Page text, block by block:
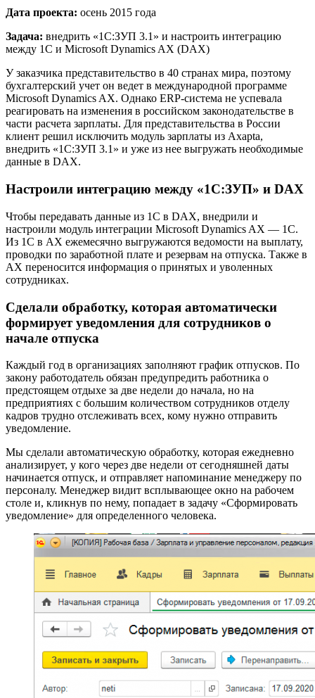
Дата проекта: осень 2015 года
Задача: внедрить «1С:ЗУП 3.1» и настроить интеграцию
между 1С и Microsoft Dynamics AX (DAX)
У заказчика представительство в 40 странах мира, поэтому
бухгалтерский учет он ведет в международной программе
Microsoft Dynamics AX. Однако ERP-система не успевала
реагировать на изменения в российском законодательстве в
части расчета зарплаты. Для представительства в России
клиент решил исключить модуль зарплаты из Axapta,
внедрить «1С:ЗУП 3.1» и уже из нее выгружать необходимые
данные в DAX.
Настроили интеграцию между «1С:ЗУП» и DAX
Чтобы передавать данные из 1С в DAX, внедрили и
настроили модуль интеграции Microsoft Dynamics AX — 1С.
Из 1С в AX ежемесячно выгружаются ведомости на выплату,
проводки по заработной плате и резервам на отпуска. Также в
АХ переносится информация о принятых и уволенных
сотрудниках.
Сделали обработку, которая автоматически
формирует уведомления для сотрудников о
начале отпуска
Каждый год в организациях заполняют график отпусков. По
закону работодатель обязан предупредить работника о
предстоящем отдыхе за две недели до начала, но на
предприятиях с большим количеством сотрудников отделу
кадров трудно отслеживать всех, кому нужно отправить
уведомление.
Мы сделали автоматическую обработку, которая ежедневно
анализирует, у кого через две недели от сегодняшней даты
начинается отпуск, и отправляет напоминание менеджеру по
персоналу. Менеджер видит всплывающее окно на рабочем
столе и, кликнув по нему, попадает в задачу «Сформировать
уведомление» для определенного человека.